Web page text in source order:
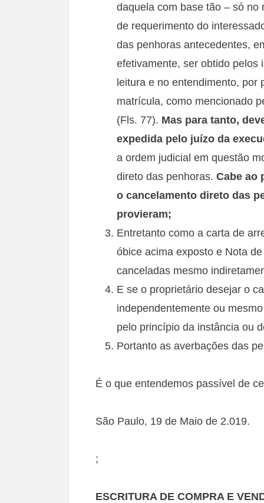
daquela com base tão – só
de requerimento do
das penhoras antecedentes,
efetivamente, ser obtido pelos
leitura e no entendimento, por
matrícula, como mencionado
(Fls. 77). Mas para tanto,
expedida pelo juízo da
a ordem judicial em questão
direto das penhoras. Cabe ao
o cancelamento direto das
provieram;
Entretanto como a carta de
óbice acima exposto e Nota
canceladas mesmo
E se o proprietário desejar o
independentemente ou
pelo princípio da instância ou
Portanto as averbações das
É o que entendemos passível de
São Paulo, 19 de Maio de 2.019.
;
ESCRITURA DE COMPRA E